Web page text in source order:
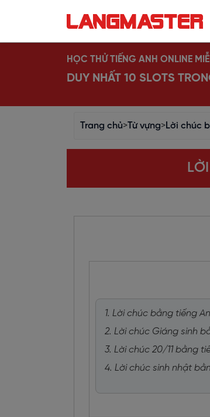
HỌC THỬ TIẾNG ANH ONLINE
DUY NHẤT 10 SLOTS
Trang chủ>Từ vựng>Lời chúc
1. Lời chúc bằng tiếng
2. Lời chúc Giáng sinh
3. Lời chúc 20/11 bằng
4. Lời chúc sinh nhật